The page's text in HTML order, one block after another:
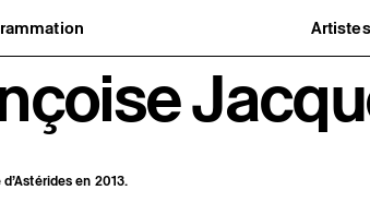
: en cours et à venir
éditoriale
associés
en 2013.